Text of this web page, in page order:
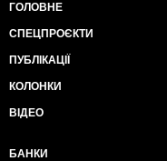
ГОЛОВНЕ
СПЕЦПРОЄКТИ
ПУБЛІКАЦІЇ
КОЛОНКИ
ВІДЕО
БАНКИ